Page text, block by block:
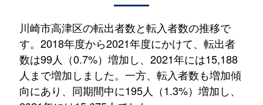
川崎市高津区の転出者数と転入者数の推移で
す。2018年度から2021年度にかけて、転出者
数は99人（0.7%）増加し、2021年には15,188
人まで増加しました。一方、転入者数も増加傾
向にあり、同期間中に195人（1.3%）増加し、